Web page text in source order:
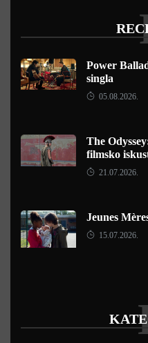
Power
singla
05.08.2026.
The
filmsko
21.07.2026.
Jeunes
15.07.2026.